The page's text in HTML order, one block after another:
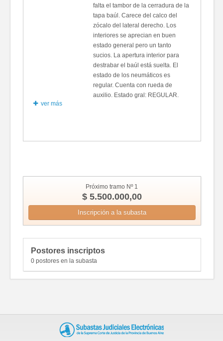
falta el tambor de la cerradura de la
tapa baúl. Carece del calco del
zócalo del lateral derecho. Los
interiores se aprecian en buen
estado general pero un tanto
sucios. La apertura interior para
destrabar el baúl está suelta. El
estado de los neumáticos es
regular. Cuenta con rueda de
auxilio. Estado gral: REGULAR.
ver más
Próximo tramo Nº 1
$ 5.500.000,00
Inscripción a la subasta
Postores inscriptos
0 postores en la subasta